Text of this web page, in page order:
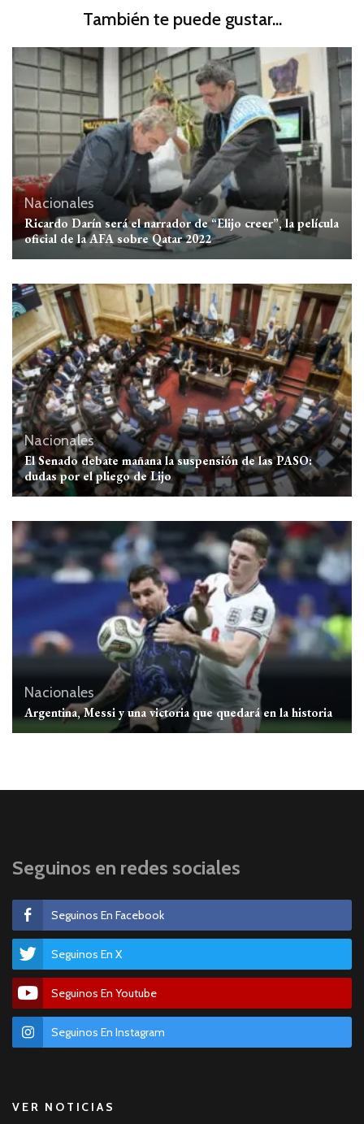
También te puede gustar...
Nacionales
Ricardo Darín será el narrador de “Elijo creer”, la película
oficial de la AFA sobre Qatar 2022
Nacionales
El Senado debate mañana la suspensión de las PASO:
dudas por el pliego de Lijo
Nacionales
Argentina, Messi y una victoria que quedará en la historia
Seguinos en redes sociales
Seguinos En Facebook
Seguinos En X
Seguinos En Youtube
Seguinos En Instagram
VER NOTICIAS